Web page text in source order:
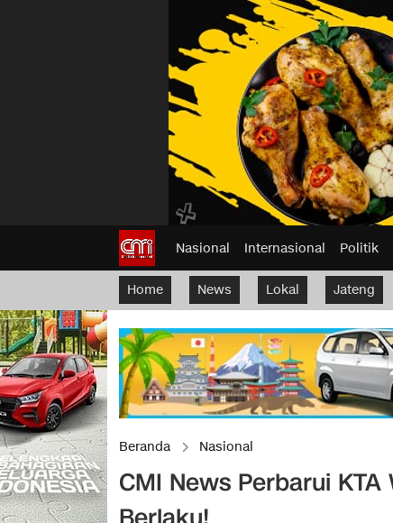
Nasional Internasional Politik
Home News Lokal Jateng
Beranda Nasional
CMI News Perbarui